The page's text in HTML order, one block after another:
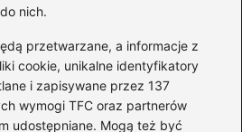
nich.
przetwarzane, a informacje z
cookie, unikalne identyfikatory
i zapisywane przez 137
wymogi TFC oraz partnerów
udostępniane. Mogą też być
zarobić na
Zaskakujące fakty,
o tym, ile można